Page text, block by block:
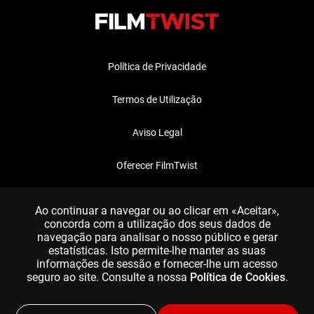
Política de Privacidade
Termos de Utilização
Aviso Legal
Oferecer FilmTwist
Ao continuar a navegar ou ao clicar em «Aceitar»,
concorda com a utilização dos seus dados de
navegação para analisar o nosso público e gerar
estatísticas. Isto permite-lhe manter as suas
informações de sessão e fornecer-lhe um acesso
seguro ao site. Consulte a nossa Política de Cookies.